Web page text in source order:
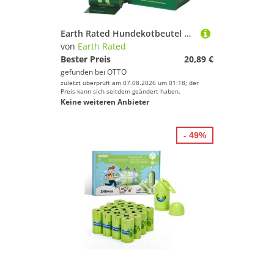
Earth Rated Hundekotbeutel Kotbeutel grün - 15 Beutel 21er Pack
von Earth Rated
Bester Preis
20,89 €
gefunden bei OTTO
zuletzt überprüft am 07.08.2026 um 01:18; der
Preis kann sich seitdem geändert haben.
Keine weiteren Anbieter
- 49%